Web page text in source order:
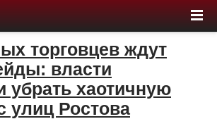
торговцев ждут
власти
убрать хаотичную
улиц Ростова